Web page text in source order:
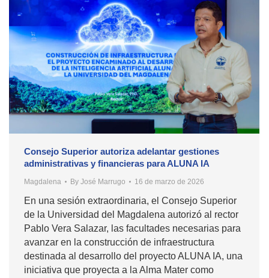
Consejo Superior autoriza adelantar gestiones
administrativas y financieras para ALUNA IA
Magdalena By José Marrugo 16 de marzo de 2026
En una sesión extraordinaria, el Consejo Superior
de la Universidad del Magdalena autorizó al rector
Pablo Vera Salazar, las facultades necesarias para
avanzar en la construcción de infraestructura
destinada al desarrollo del proyecto ALUNA IA, una
iniciativa que proyecta a la Alma Mater como